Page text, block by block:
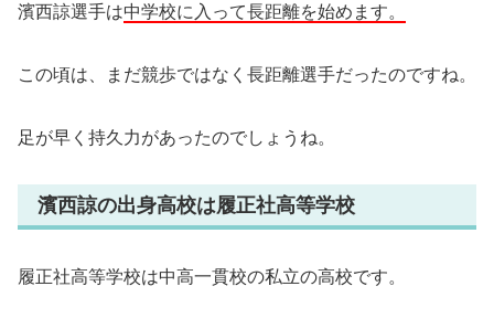
濱西諒選手は中学校に入って長距離を始めます。
この頃は、まだ競歩ではなく長距離選手だったのですね。
足が早く持久力があったのでしょうね。
濱西諒の出身高校は履正社高等学校
履正社高等学校は中高一貫校の私立の高校です。